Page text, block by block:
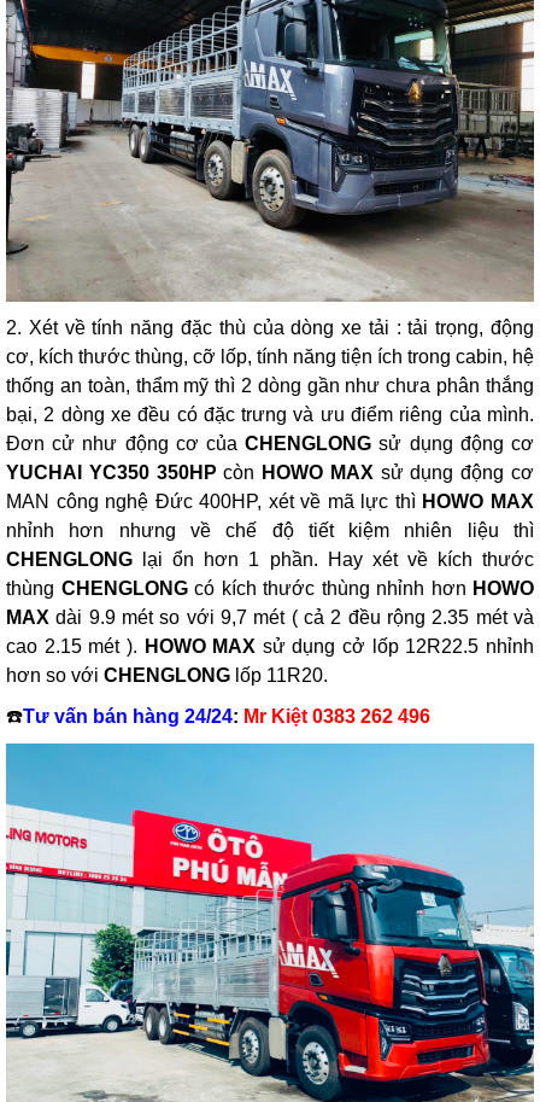
2. Xét về tính năng đặc thù của dòng xe tải : tải trọng, động
cơ, kích thước thùng, cỡ lốp, tính năng tiện ích trong cabin, hệ
thống an toàn, thẩm mỹ thì 2 dòng gần như chưa phân thắng
bại, 2 dòng xe đều có đặc trưng và ưu điểm riêng của mình.
Đơn cử như động cơ củaCHENGLONG sử dụng động cơ
YUCHAI YC350 350HP còn HOWO MAX sử dụng động cơ
MAN công nghệ Đức 400HP, xét về mã lực thì HOWO MAX
nhỉnh hơn nhưng về chế độ tiết kiệm nhiên liệu thì
CHENGLONG lại ổn hơn 1 phần. Hay xét về kích thước
thùng CHENGLONGcó kích thước thùng nhỉnh hơn HOWO
MAX dài 9.9 mét so với 9,7 mét ( cả 2 đều rộng 2.35 mét và
cao 2.15 mét ). HOWO MAX sử dụng cở lốp 12R22.5 nhỉnh
hơn so với CHENGLONG lốp 11R20.
☎️Tư vấn bán hàng 24/24: Mr Kiệt 0383 262 496